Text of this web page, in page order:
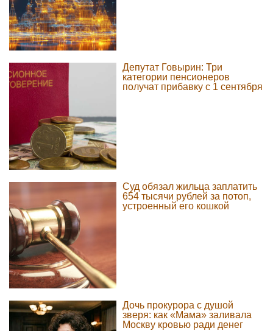
Депутат Говырин: Три
категории пенсионеров
получат прибавку с 1 сентября
Суд обязал жильца заплатить
654 тысячи рублей за потоп,
устроенный его кошкой
Дочь прокурора с душой
зверя: как «Мама» заливала
Москву кровью ради денег